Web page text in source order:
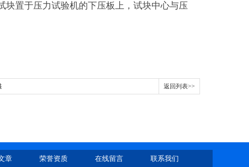
置于压力试验机的下压板上，试块中心与压
返回列表>>
章 荣誉资质 在线留言 联系我们